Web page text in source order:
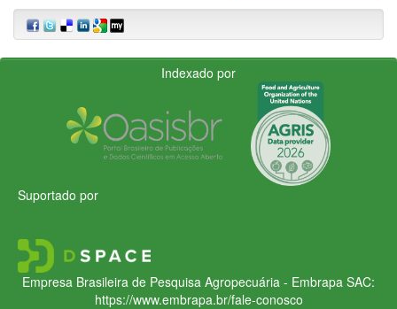
Indexado por
Suportado por
Empresa Brasileira de Pesquisa Agropecuária - Embrapa SAC:
https://www.embrapa.br/fale-conosco